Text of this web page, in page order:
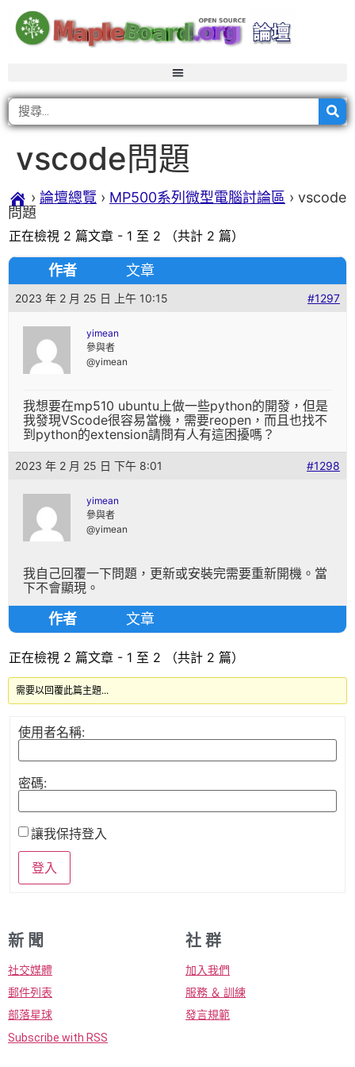
vscode問題
› 論壇總覽 › MP500系列微型電腦討論區 › vscode
問題
正在檢視 2 篇文章 - 1 至 2 （共計 2 篇）
作者 文章
2023 年 2 月 25 日 上午 10:15 #1297
yimean
參與者
@yimean
我想要在mp510 ubuntu上做一些python的開發，但是
我發現VScode很容易當機，需要reopen，而且也找不
到python的extension請問有人有這困擾嗎？
2023 年 2 月 25 日 下午 8:01 #1298
yimean
參與者
@yimean
我自己回覆一下問題，更新或安裝完需要重新開機。當
下不會顯現。
作者 文章
正在檢視 2 篇文章 - 1 至 2 （共計 2 篇）
需要以回覆此篇主題...
使用者名稱:
密碼:
讓我保持登入
登入
新 聞
社交媒體
郵件列表
部落星球
Subscribe with RSS
社 群
加入我們
服務 ＆ 訓練
發言規範